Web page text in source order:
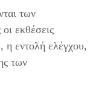
των
εκθέσεις
η εντολή ελέγχου,
των